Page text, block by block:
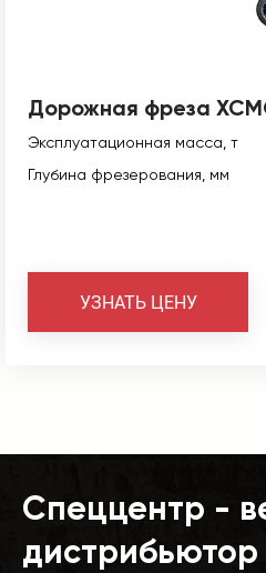
Дорожная фреза
Эксплуатационная масса, т
Глубина фрезерования, мм
УЗНАТЬ ЦЕНУ
Спеццентр -
дистрибьютор